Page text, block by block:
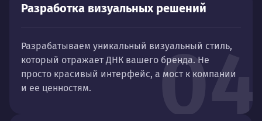
04
Разработка визуальных решений
Разрабатываем уникальный визуальный стиль,
который отражает ДНК вашего бренда. Не
просто красивый интерфейс, а мост к компании
и ее ценностям.